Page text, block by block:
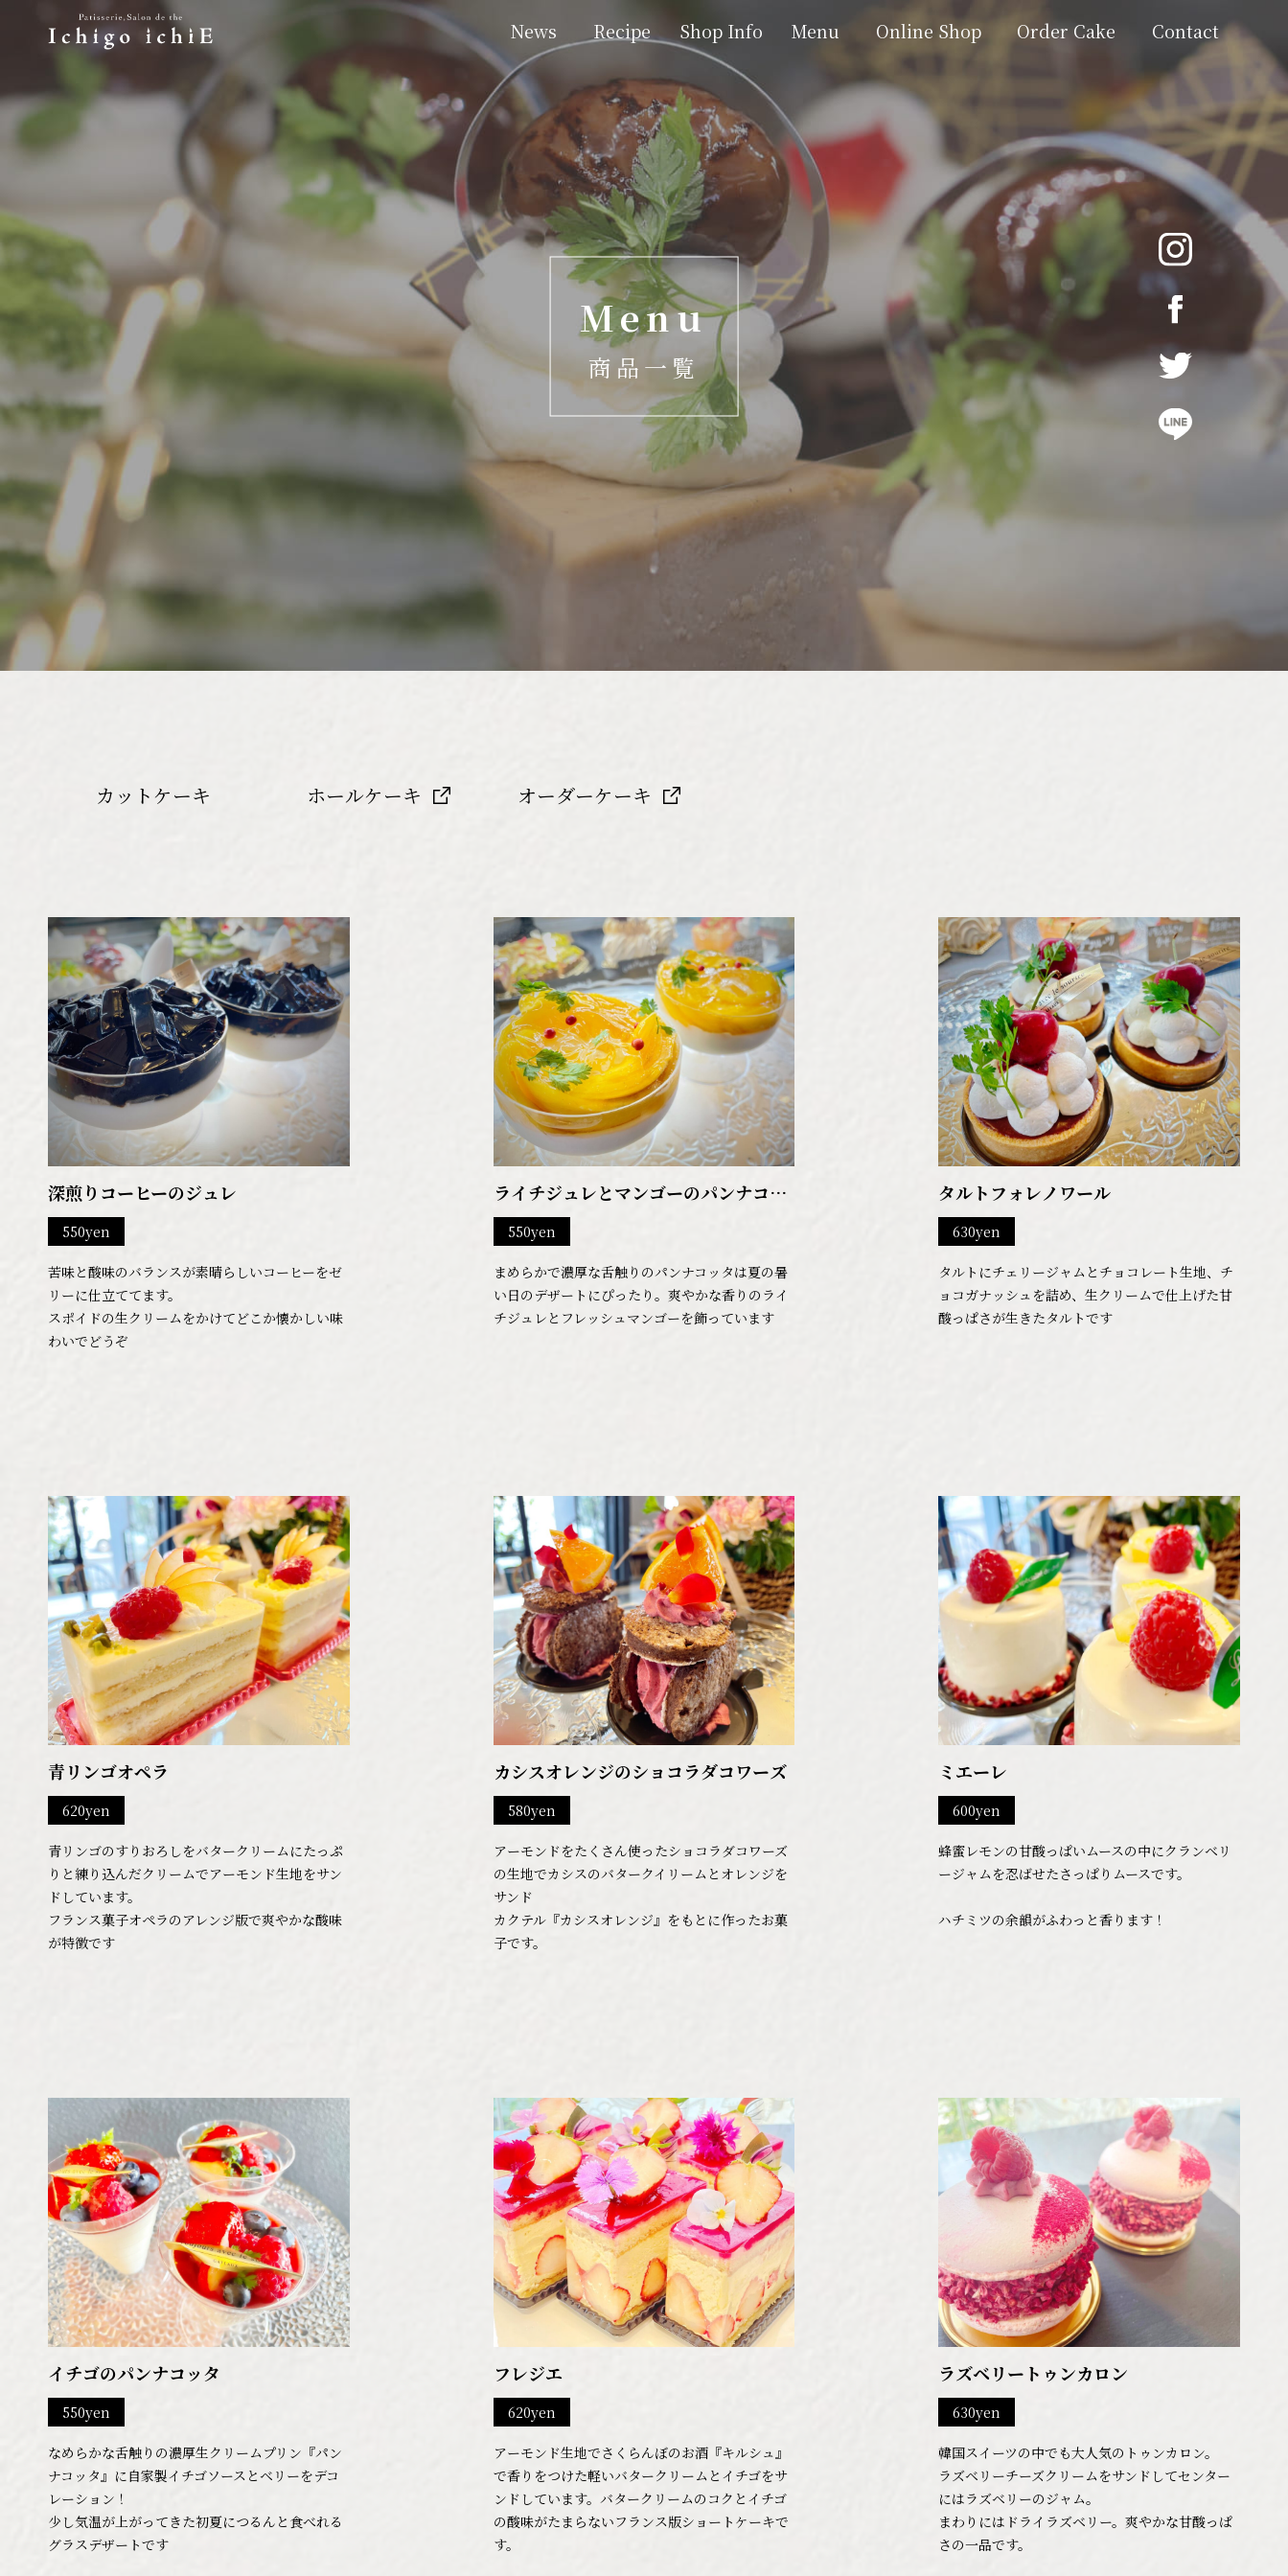
p
n
IchigoichiE
滋賀県長浜市にあるイチゴイチエの公式ホームページです。
News Recipe Shop Info Menu Online Shop Order Cake Contact
Menu
商品一覧
カットケーキ ホールケーキ オーダーケーキ
深煎りコーヒーのジュレ
550yen
苦味と酸味のバランスが素晴らしいコーヒーをゼ
リーに仕立ててます。
スポイドの生クリームをかけてどこか懐かしい味
わいでどうぞ
ライチジュレとマンゴーのパンナコッ
タ550yen
まめらかで濃厚な舌触りのパンナコッタは夏の暑
い日のデザートにぴったり。爽やかな香りのライ
チジュレとフレッシュマンゴーを飾っています
タルトフォレノワール
630yen
タルトにチェリージャムとチョコレート生地、チ
ョコガナッシュを詰め、生クリームで仕上げた甘
酸っぱさが生きたタルトです
青リンゴオペラ
620yen
青リンゴのすりおろしをバタークリームにたっぷ
りと練り込んだクリームでアーモンド生地をサン
ドしています。
フランス菓子オペラのアレンジ版で爽やかな酸味
が特徴です
カシスオレンジのショコラダコワーズ
580yen
アーモンドをたくさん使ったショコラダコワーズ
の生地でカシスのバタークイリームとオレンジを
サンド
カクテル『カシスオレンジ』をもとに作ったお菓
子です。
ミエーレ
600yen
蜂蜜レモンの甘酸っぱいムースの中にクランベリ
ージャムを忍ばせたさっぱりムースです。
ハチミツの余韻がふわっと香ります！
イチゴのパンナコッタ
550yen
なめらかな舌触りの濃厚生クリームプリン『パン
ナコッタ』に自家製イチゴソースとベリーをデコ
レーション！
少し気温が上がってきた初夏につるんと食べれる
グラスデザートです
フレジエ
620yen
アーモンド生地でさくらんぼのお酒『キルシュ』
で香りをつけた軽いバタークリームとイチゴをサ
ンドしています。バタークリームのコクとイチゴ
の酸味がたまらないフランス版ショートケーキで
す。
ラズベリートゥンカロン
630yen
韓国スイーツの中でも大人気のトゥンカロン。
ラズベリーチーズクリームをサンドしてセンター
にはラズベリーのジャム。
まわりにはドライラズベリー。爽やかな甘酸っぱ
さの一品です。